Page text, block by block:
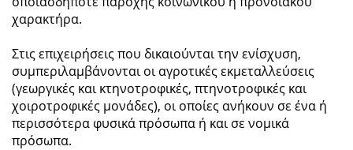
χαρακτήρα.
Στις επιχειρήσεις που δικαιούνται την ενίσχυση,
συμπεριλαμβάνονται οι αγροτικές εκμεταλλεύσεις
(γεωργικές και κτηνοτροφικές, πτηνοτροφικές και
χοιροτροφικές μονάδες), οι οποίες ανήκουν σε ένα ή
περισσότερα φυσικά πρόσωπα ή και σε νομικά
πρόσωπα.